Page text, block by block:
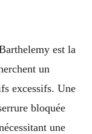
est la
un
excessifs. Une
bloquée
une